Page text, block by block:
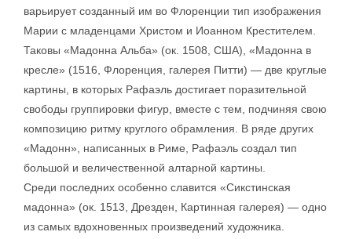
варьирует созданный им во Флоренции тип изображения
Марии с младенцами Христом и Иоанном Крестителем.
Таковы «Мадонна Альба» (ок. 1508, США), «Мадонна в
кресле» (1516, Флоренция, галерея Питти) — две круглые
картины, в которых Рафаэль достигает поразительной
свободы группировки фигур, вместе с тем, подчиняя свою
композицию ритму круглого обрамления. В ряде других
«Мадонн», написанных в Риме, Рафаэль создал тип
большой и величественной алтарной картины.
Среди последних особенно славится «Сикстинская
мадонна» (ок. 1513, Дрезден, Картинная галерея) — одно
из самых вдохновенных произведений художника.